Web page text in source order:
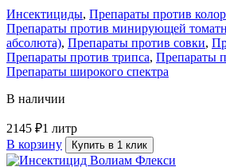
Инсектициды, Препараты против
Препараты против минирующей
абсолюта), Препараты против совки,
Препараты против трипса, Препараты
Препараты широкого спектра
В наличии
2145 ₽1 литр
В корзину
Купить в 1 клик